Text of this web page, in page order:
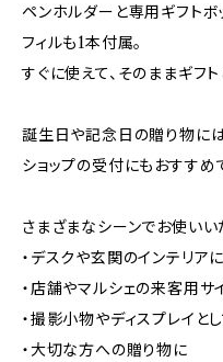
ペンホルダーと専用ギフトボ
フィルも1本付属。
すぐに使えて、そのままギフ
誕生日や記念日の贈り物には
ショップの受付にもおすすめ
さまざまなシーンでお使い
・デスクや玄関のインテリアに
・店舗やマルシェの来客用サ
・撮影小物やディスプレイと
・大切な方への贈り物に